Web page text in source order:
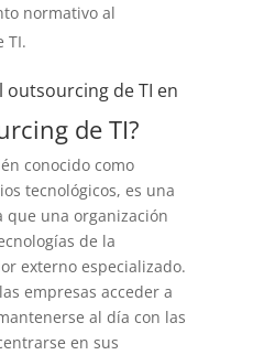
normativo al
TI.
outsourcing de TI en
de TI?
conocido como
tecnológicos, es una
que una organización
de la
externo especializado.
empresas acceder a
al día con las
en sus